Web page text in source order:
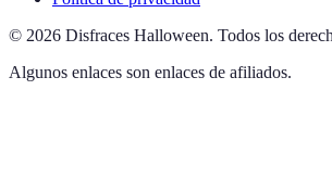
© 2026 Disfraces Halloween. Todos los
Algunos enlaces son enlaces de afiliados.